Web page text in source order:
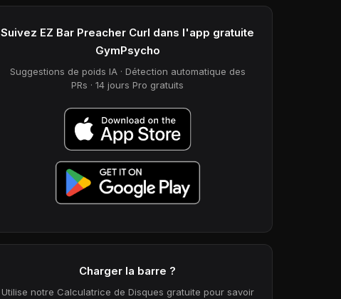
Suivez EZ Bar Preacher Curl dans l'app gratuite
GymPsycho
Suggestions de poids IA · Détection automatique des
PRs · 14 jours Pro gratuits
Charger la barre ?
Utilise notre Calculatrice de Disques gratuite pour savoir